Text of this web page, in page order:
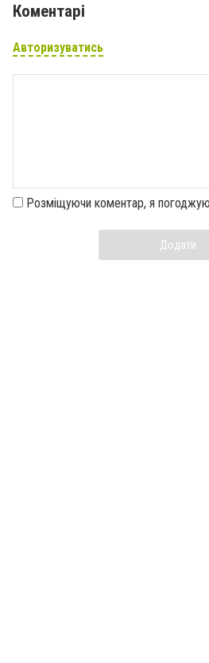
Коментарі
Авторизуватись
Розміщуючи коментар, я
Додати